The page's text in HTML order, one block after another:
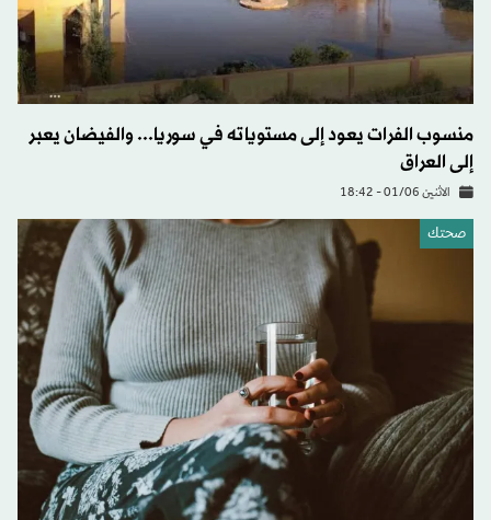
منسوب الفرات يعود إلى مستوياته في سوريا... والفيضان يعبر
إلى العراق
الاثنين 01/06 - 18:42
صحتك